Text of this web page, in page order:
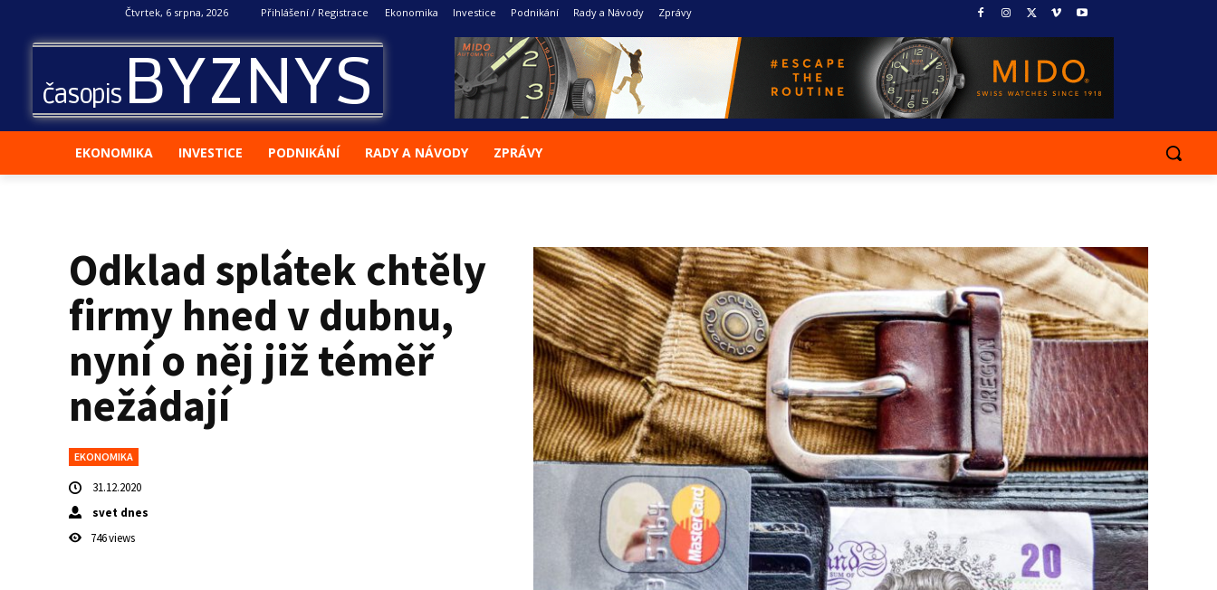
Čtvrtek, 6 srpna, 2026 Přihlášení / Registrace Ekonomika Investice Podnikání Rady a Návody Zprávy
časopisBYZNYS
EKONOMIKA INVESTICE PODNIKÁNÍ RADY A NÁVODY ZPRÁVY
Odklad splátek chtěly
firmy hned v dubnu,
nyní o něj již téměř
nežádají
EKONOMIKA
31.12.2020
svet dnes
746views